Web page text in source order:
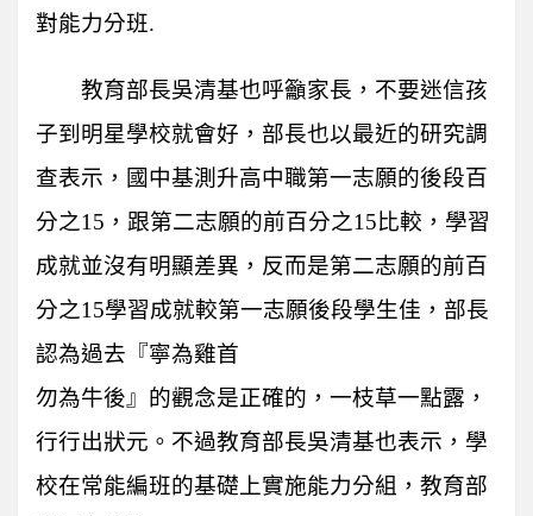
對能力分班.
教育部長吳清基也呼籲家長，不要迷信孩
子到明星學校就會好，部長也以最近的研究調
查表示，國中基測升高中職第一志願的後段百
分之15，跟第二志願的前百分之15比較，學習
成就並沒有明顯差異，反而是第二志願的前百
分之15學習成就較第一志願後段學生佳，部長
認為過去『寧為雞首
勿為牛後』的觀念是正確的，一枝草一點露，
行行出狀元。不過教育部長吳清基也表示，學
校在常能編班的基礎上實施能力分組，教育部